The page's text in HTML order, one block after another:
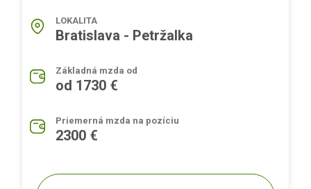
LOKALITA
Bratislava - Petržalka
Základná mzda od
od 1730 €
Priemerná mzda na pozíciu
2300 €